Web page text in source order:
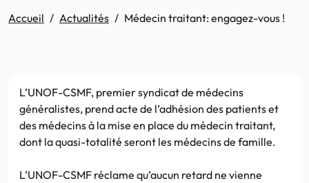
Accueil Actualités Médecin traitant: engagez-vous !
L’UNOF-CSMF, premier syndicat de médecins
généralistes, prend acte de l’adhésion des patients et
des médecins à la mise en place du médecin traitant,
dont la quasi-totalité seront les médecins de famille.
L’UNOF-CSMF réclame qu’aucun retard ne vienne